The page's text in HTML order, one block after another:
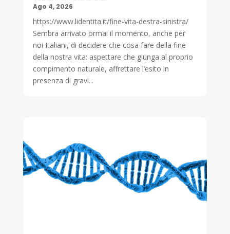
Ago 4, 2026
https://www.lidentita.it/fine-vita-destra-sinistra/
Sembra arrivato ormai il momento, anche per
noi Italiani, di decidere che cosa fare della fine
della nostra vita: aspettare che giunga al proprio
compimento naturale, affrettare l’esito in
presenza di gravi...